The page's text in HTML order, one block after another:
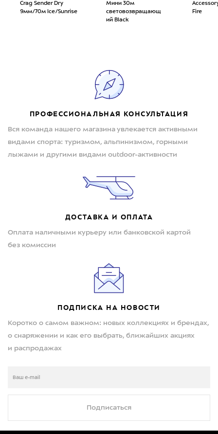
Crag Sender Dry
9мм/70м Ice/Sunrise
Мини 30м
световозвращающ
ий Black
Fire
ПРОФЕССИОНАЛЬНАЯ КОНСУЛЬТАЦИЯ
Вся команда нашего магазина увлекается активными
видами спорта: туризмом, альпинизмом, горными
лыжами и другими видами outdoor-активности
ДОСТАВКА И ОПЛАТА
Оплата наличными курьеру или банковской картой
без комиссии
ПОДПИСКА НА НОВОСТИ
Коротко о самом важном: новых коллекциях и брендах,
о снаряжении и как его выбрать, ближайших акциях
и распродажах
Подписаться